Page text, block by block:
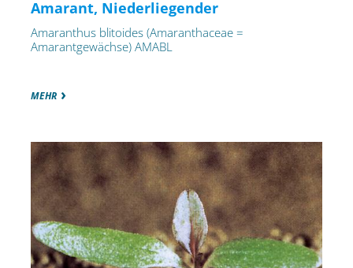
Amarant, Niederliegender
Amaranthus blitoides (Amaranthaceae =
Amarantgewächse) AMABL
MEHR